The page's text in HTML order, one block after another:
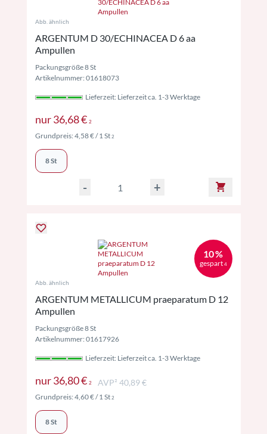
Abb. ähnlich
ARGENTUM D 30/ECHINACEA D 6 aa
Ampullen
Packungsgröße 8 St
Artikelnummer: 01618073
Lieferzeit: Lieferzeit ca. 1-3 Werktage
nur36,68 € 2Preise inkl. MwSt. ggf. zzgl. Versand
Grundpreis:4,58 €/ 1 St 2Preise inkl. MwSt. ggf. zzgl. Versand
8 St
- +
10 %
gespart 4
Abb. ähnlich
ARGENTUM METALLICUM praeparatum D 12
Ampullen
Packungsgröße 8 St
Artikelnummer: 01617926
Lieferzeit: Lieferzeit ca. 1-3 Werktage
nur36,80 € 2Preise inkl. MwSt. ggf. zzgl. Versand
AVP² 40,89 €
Grundpreis:4,60 €/ 1 St 2Preise inkl. MwSt. ggf. zzgl. Versand
8 St